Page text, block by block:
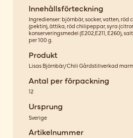
Innehållsförteckning
Ingredienser: björnbär, socker, vatten,
(pektin), ättika, röd chilipeppar, syra
konserveringsmedel (E202,E211, E260),
per 100 g.
Produkt
Lisas Björnbär/Chili Gårdstillverkad
Antal per förpackning
12
Ursprung
Sverige
Artikelnummer